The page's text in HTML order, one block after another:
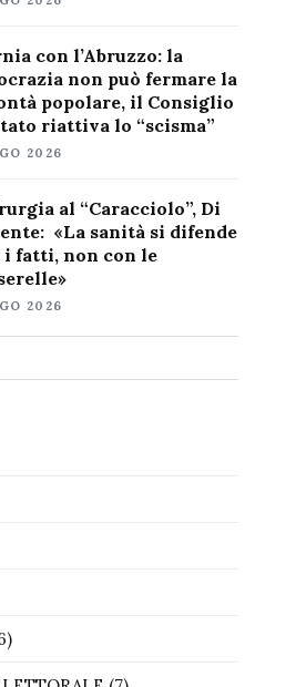
con l’Abruzzo: la
non può fermare la
popolare, il Consiglio
riattiva lo “scisma”
2026
al “Caracciolo”, Di
«La sanità si difende
i fatti, non con le
2026